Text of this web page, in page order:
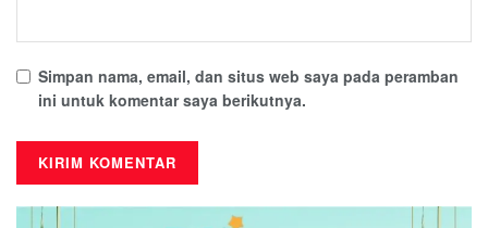
Simpan nama, email, dan situs web saya pada peramban
ini untuk komentar saya berikutnya.